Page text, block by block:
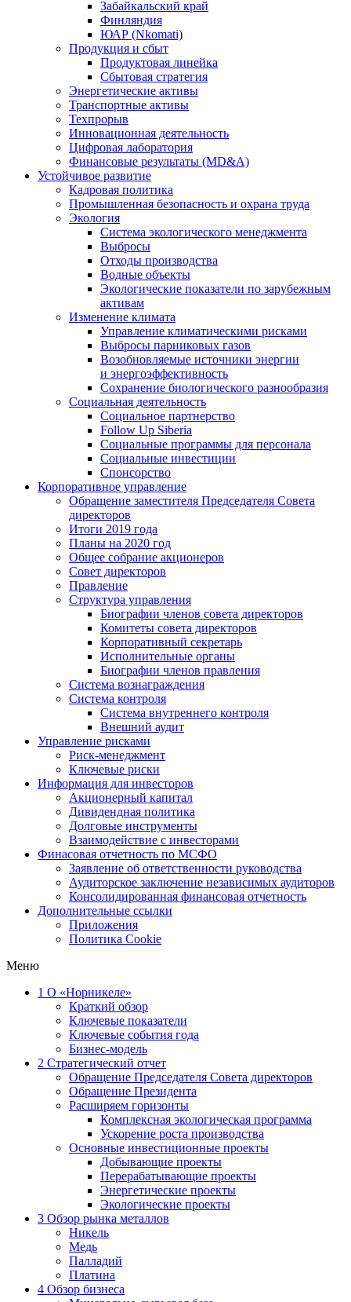
Забайкальский край
Финляндия
ЮАР (Nkomati)
Продукция и сбыт
Продуктовая линейка
Сбытовая стратегия
Энергетические активы
Транспортные активы
Техпрорыв
Инновационная деятельность
Цифровая лаборатория
Финансовые результаты (MD&A)
Устойчивое развитие
Кадровая политика
Промышленная безопасность и охрана труда
Экология
Система экологического менеджмента
Выбросы
Отходы производства
Водные объекты
Экологические показатели по зарубежным
активам
Изменение климата
Управление климатическими рисками
Выбросы парниковых газов
Возобновляемые источники энергии
и энергоэффективность
Сохранение биологического разнообразия
Социальная деятельность
Социальное партнерство
Follow Up Siberia
Социальные программы для персонала
Социальные инвестиции
Спонсорство
Корпоративное управление
Обращение заместителя Председателя Совета
директоров
Итоги 2019 года
Планы на 2020 год
Общее собрание акционеров
Совет директоров
Правление
Структура управления
Биографии членов совета директоров
Комитеты совета директоров
Корпоративный секретарь
Исполнительные органы
Биографии членов правления
Система вознаграждения
Система контроля
Система внутреннего контроля
Внешний аудит
Управление рисками
Риск-менеджмент
Ключевые риски
Информация для инвесторов
Акционерный капитал
Дивидендная политика
Долговые инструменты
Взаимодействие с инвеcторами
Финасовая отчетность по МСФО
Заявление об ответственности руководства
Аудиторское заключение независимых аудиторов
Консолидированная финансовая отчетность
Дополнительные ссылки
Приложения
Политика Cookie
Меню
1 О «Норникеле»
Краткий обзор
Ключевые показатели
Ключевые события года
Бизнес-модель
2 Стратегический отчет
Обращение Председателя Совета директоров
Обращение Президента
Расширяем горизонты
Комплексная экологическая программа
Ускорение роста производства
Основные инвестиционные проекты
Добывающие проекты
Перерабатывающие проекты
Энергетические проекты
Экологические проекты
3 Обзор рынка металлов
Никель
Медь
Палладий
Платина
4 Обзор бизнеса